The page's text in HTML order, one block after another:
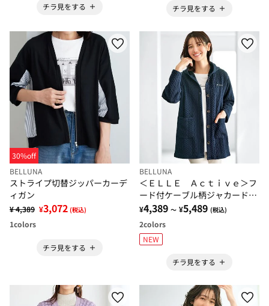
チラ見をする チラ見をする
30%off
BELLUNA
ストライプ切替ジッパーカーデ
ィガン
¥ 4,389 ¥3,072 (税込)
1colors
チラ見をする
BELLUNA
＜ＥＬＬＥ Ａｃｔｉｖｅ＞フ
ード付ケーブル柄ジャカードジ
ャケット
¥4,389 ～ ¥5,489 (税込)
2colors
NEW
チラ見をする